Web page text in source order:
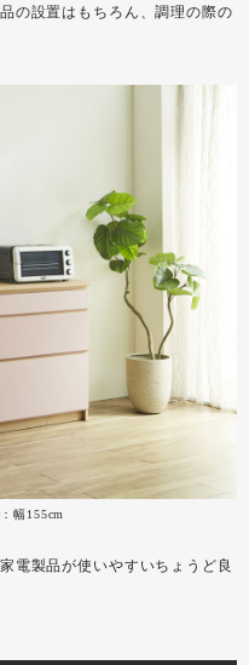
の設置はもちろん、調理の際の
幅155cm
電製品が使いやすいちょうど良